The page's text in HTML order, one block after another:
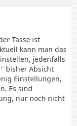
Tasse ist
kann man das
jedenfalls
bisher Absicht
Einstellungen,
Es sind
nur noch nicht